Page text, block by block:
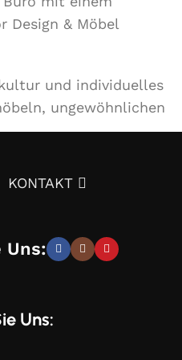
Design & Möbel
und individuelles
ungewöhnlichen
Überzeugen Sie sich
Lösungen, die Sie
Sie erhalten speziell
KONTAKT
Uns:
Uns: